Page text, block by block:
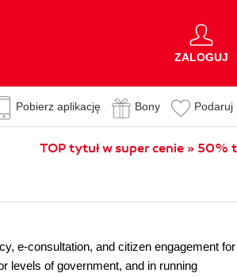
ZALOGUJ
Pobierz aplikację Bony Podaruj
TOP tytuł w super cenie » 50%
e-consultation, and citizen engagement for
levels of government, and in running